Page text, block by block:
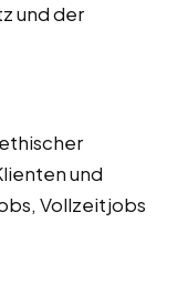
und der
und
Vollzeitjobs